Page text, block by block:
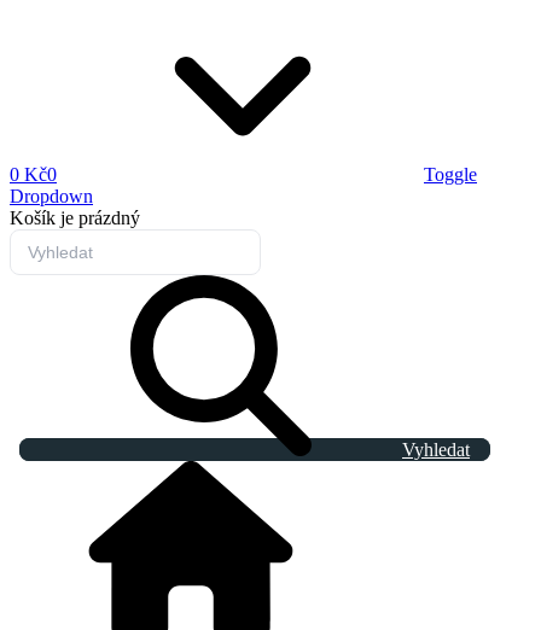
0 Kč0
Toggle
Dropdown
Košík je prázdný
Vyhledat